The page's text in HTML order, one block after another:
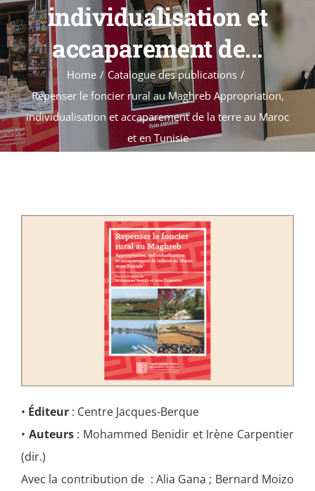
Évènements
Appels
Agenda
individualisation et
accaparement de...
Home
Catalogue des publications
Repenser le foncier rural au Maghreb Appropriation,
individualisation et accaparement de la terre au Maroc
et en Tunisie
• Éditeur: Centre Jacques-Berque
• Auteurs: Mohammed Benidir et Irène Carpentier
(dir.)
Avec la contribution de : Alia Gana ; Bernard Moizo